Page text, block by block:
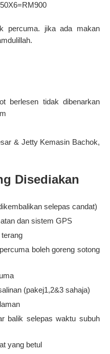
percuma. jika ada makan
berlesen tidak dibenarkan
& Jetty Kemasin Bachok,
Disediakan
selepas candat)
dan sistem GPS
boleh goreng sotong
(pakej1,2&3 sahaja)
balik selepas waktu subuh
yang betul